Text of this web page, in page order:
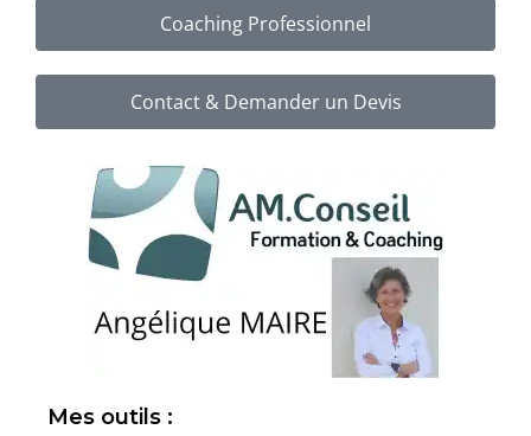
Coaching Professionnel
Contact & Demander un Devis
Mes outils :